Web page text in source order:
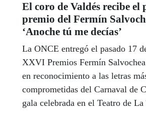
El coro de Valdés recibe el
premio del Fermín
‘Anoche tú me decías’
La ONCE entregó el pasado 17
XXVI Premios Fermín
en reconocimiento a las letras
comprometidas del Carnaval de
gala celebrada en el Teatro de La